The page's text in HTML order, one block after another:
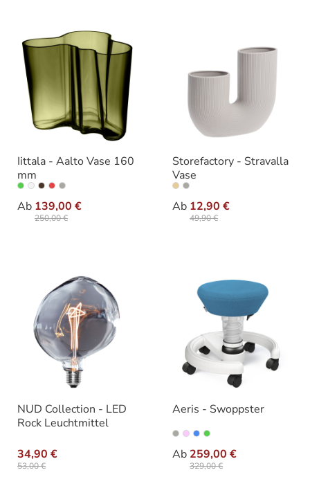
Iittala - Aalto Vase 160
mm
Ab 139,00 €
250,00 €
Varianten
Storefactory - Stravalla
Vase
Ab 12,90 €
49,90 €
Varianten
NUD Collection - LED
Rock Leuchtmittel
34,90 €
53,00 €
Aeris - Swoppster
Ab 259,00 €
329,00 €
Farbe